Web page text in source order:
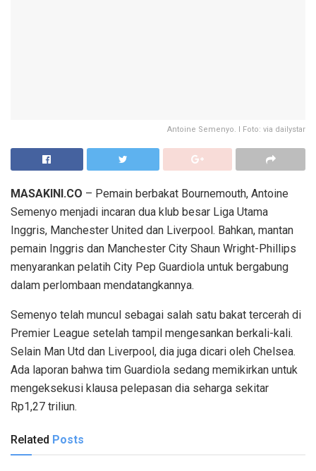
Antoine Semenyo. I Foto: via dailystar
MASAKINI.CO – Pemain berbakat Bournemouth, Antoine
Semenyo menjadi incaran dua klub besar Liga Utama
Inggris, Manchester United dan Liverpool. Bahkan, mantan
pemain Inggris dan Manchester City Shaun Wright-Phillips
menyarankan pelatih City Pep Guardiola untuk bergabung
dalam perlombaan mendatangkannya.
Semenyo telah muncul sebagai salah satu bakat tercerah di
Premier League setelah tampil mengesankan berkali-kali.
Selain Man Utd dan Liverpool, dia juga dicari oleh Chelsea.
Ada laporan bahwa tim Guardiola sedang memikirkan untuk
mengeksekusi klausa pelepasan dia seharga sekitar
Rp1,27 triliun.
Related Posts